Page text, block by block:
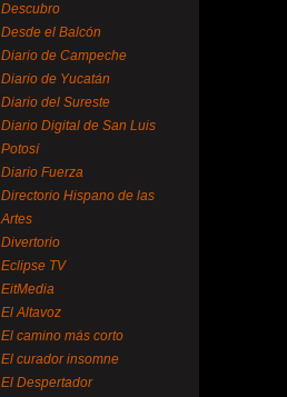
Descubro
Desde el Balcón
Diario de Campeche
Diario de Yucatán
Diario del Sureste
Diario Digital de San Luis
Potosí
Diario Fuerza
Directorio Hispano de las
Artes
Divertorio
Eclipse TV
EitMedia
El Altavoz
El camino más corto
El curador insomne
El Despertador